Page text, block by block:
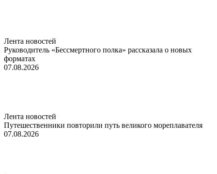
Лента новостей
Руководитель «Бессмертного полка» рассказала о новых
форматах
07.08.2026
Лента новостей
Путешественники повторили путь великого мореплавателя
07.08.2026